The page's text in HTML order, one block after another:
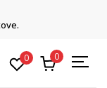
0 0